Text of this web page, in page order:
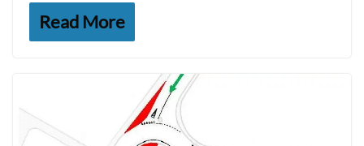
Read More